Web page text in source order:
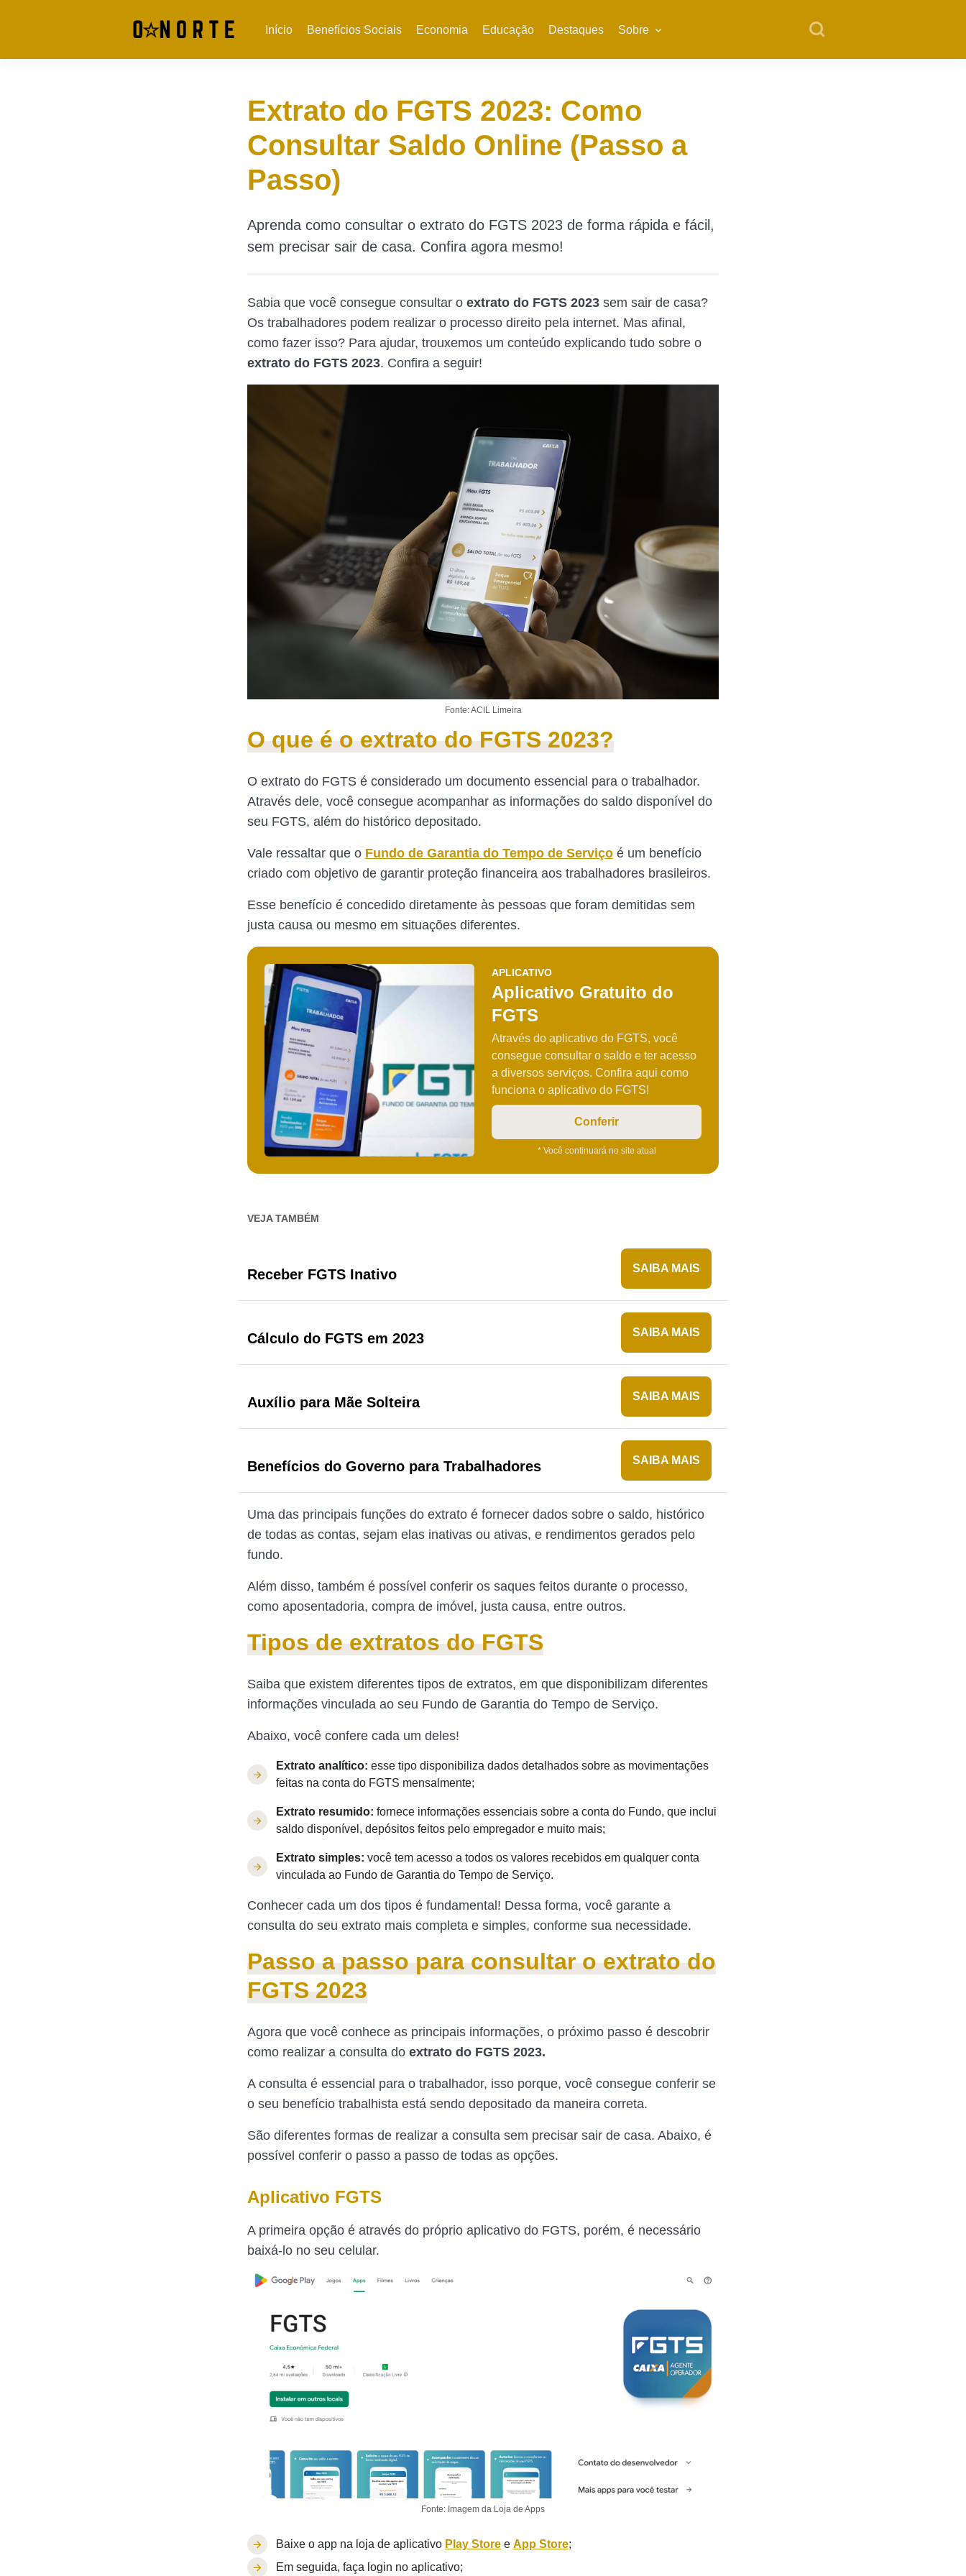
Início Benefícios Sociais Economia Educação Destaques Sobre
Extrato do FGTS 2023: Como
Consultar Saldo Online (Passo a
Passo)
Aprenda como consultar o extrato do FGTS 2023 de forma rápida e fácil,
sem precisar sair de casa. Confira agora mesmo!
Sabia que você consegue consultar o extrato do FGTS 2023 sem sair de casa?
Os trabalhadores podem realizar o processo direito pela internet. Mas afinal,
como fazer isso? Para ajudar, trouxemos um conteúdo explicando tudo sobre o
extrato do FGTS 2023. Confira a seguir!
Fonte: ACIL Limeira
O que é o extrato do FGTS 2023?
O extrato do FGTS é considerado um documento essencial para o trabalhador.
Através dele, você consegue acompanhar as informações do saldo disponível do
seu FGTS, além do histórico depositado.
Vale ressaltar que o Fundo de Garantia do Tempo de Serviço é um benefício
criado com objetivo de garantir proteção financeira aos trabalhadores brasileiros.
Esse benefício é concedido diretamente às pessoas que foram demitidas sem
justa causa ou mesmo em situações diferentes.
APLICATIVO
Aplicativo Gratuito do
FGTS
Através do aplicativo do FGTS, você
consegue consultar o saldo e ter acesso
a diversos serviços. Confira aqui como
funciona o aplicativo do FGTS!
Conferir
* Você continuará no site atual
VEJA TAMBÉM
Receber FGTS Inativo SAIBA MAIS
Cálculo do FGTS em 2023 SAIBA MAIS
Auxílio para Mãe Solteira SAIBA MAIS
Benefícios do Governo para Trabalhadores SAIBA MAIS
Uma das principais funções do extrato é fornecer dados sobre o saldo, histórico
de todas as contas, sejam elas inativas ou ativas, e rendimentos gerados pelo
fundo.
Além disso, também é possível conferir os saques feitos durante o processo,
como aposentadoria, compra de imóvel, justa causa, entre outros.
Tipos de extratos do FGTS
Saiba que existem diferentes tipos de extratos, em que disponibilizam diferentes
informações vinculada ao seu Fundo de Garantia do Tempo de Serviço.
Abaixo, você confere cada um deles!
Extrato analítico: esse tipo disponibiliza dados detalhados sobre as movimentações
feitas na conta do FGTS mensalmente;
Extrato resumido: fornece informações essenciais sobre a conta do Fundo, que inclui
saldo disponível, depósitos feitos pelo empregador e muito mais;
Extrato simples: você tem acesso a todos os valores recebidos em qualquer conta
vinculada ao Fundo de Garantia do Tempo de Serviço.
Conhecer cada um dos tipos é fundamental! Dessa forma, você garante a
consulta do seu extrato mais completa e simples, conforme sua necessidade.
Passo a passo para consultar o extrato do
FGTS 2023
Agora que você conhece as principais informações, o próximo passo é descobrir
como realizar a consulta do extrato do FGTS 2023.
A consulta é essencial para o trabalhador, isso porque, você consegue conferir se
o seu benefício trabalhista está sendo depositado da maneira correta.
São diferentes formas de realizar a consulta sem precisar sair de casa. Abaixo, é
possível conferir o passo a passo de todas as opções.
Aplicativo FGTS
A primeira opção é através do próprio aplicativo do FGTS, porém, é necessário
baixá-lo no seu celular.
Fonte: Imagem da Loja de Apps
Baixe o app na loja de aplicativo Play Store e App Store;
Em seguida, faça login no aplicativo;